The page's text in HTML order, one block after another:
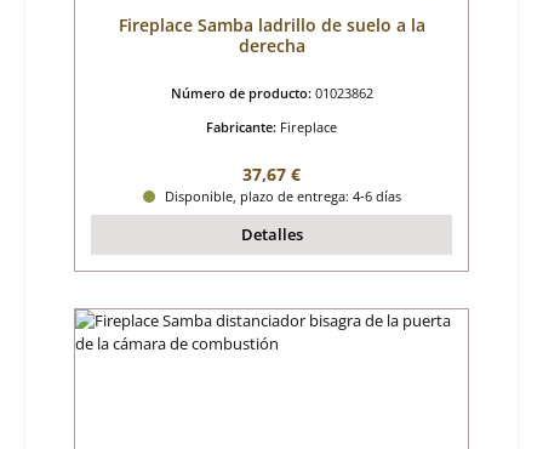
Fireplace Samba ladrillo de suelo a la
derecha
Número de producto: 01023862
Fabricante: Fireplace
Precio normal:
37,67 €
Disponible, plazo de entrega: 4-6 días
Detalles